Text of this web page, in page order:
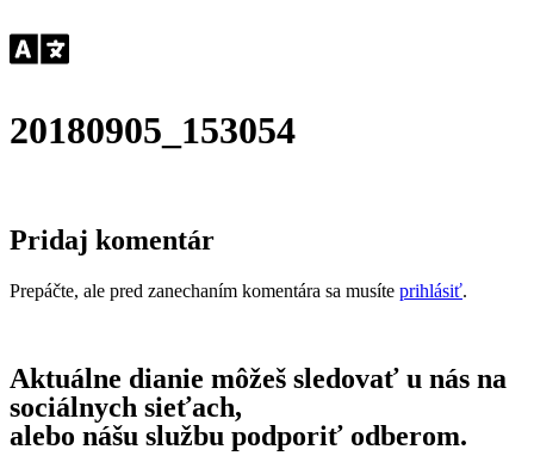
20180905_153054
Pridaj komentár
Prepáčte, ale pred zanechaním komentára sa musíte prihlásiť.
Aktuálne dianie môžeš sledovať u nás na
sociálnych sieťach,
alebo nášu službu podporiť odberom.